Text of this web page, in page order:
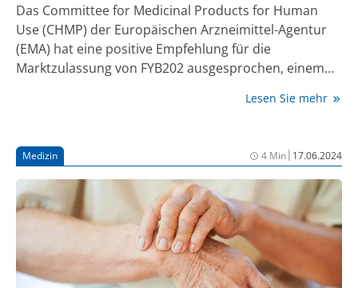
Das Committee for Medicinal Products for Human
Use (CHMP) der Europäischen Arzneimittel-Agentur
(EMA) hat eine positive Empfehlung für die
Marktzulassung von FYB202 ausgesprochen, einem
Empfehlung könnte bis Anfang des 4. Quartals 2024
Union (EU) führen.
Lesen Sie mehr
Medizin 4 Min| 17.06.2024